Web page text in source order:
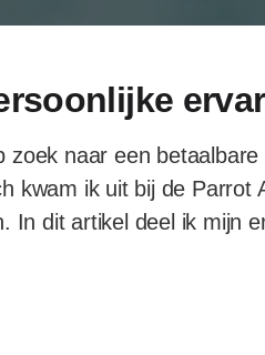
naar een
kwam ik uit bij de Parrot
In dit artikel deel ik mijn